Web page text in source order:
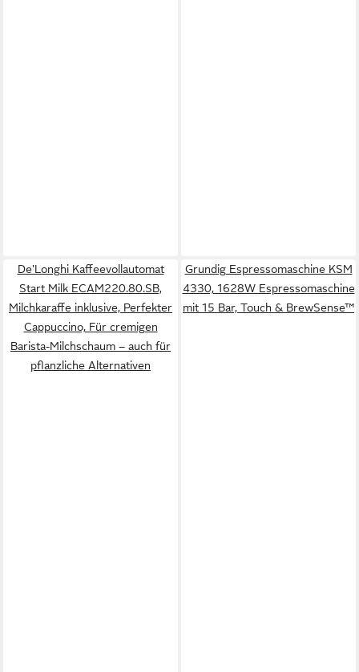
De'Longhi Kaffeevollautomat
Start Milk ECAM220.80.SB,
Milchkaraffe inklusive, Perfekter
Cappuccino, Für cremigen
Barista-Milchschaum – auch für
pflanzliche Alternativen
Grundig Espressomaschine KSM
4330, 1628W Espressomaschine
mit 15 Bar, Touch & BrewSense™